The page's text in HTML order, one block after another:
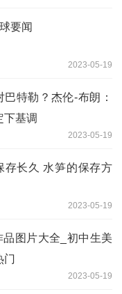
要闻
2023-05-19
巴特勒？杰伦-布朗：
下基调
2023-05-19
存长久 水笋的保存方
2023-05-19
图片大全_初中生美
门
2023-05-19